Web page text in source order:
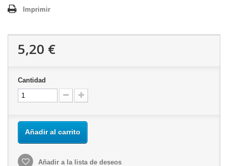
Imprimir
5,20 €
Cantidad
Añadir al carrito
Añadir a la lista de deseos